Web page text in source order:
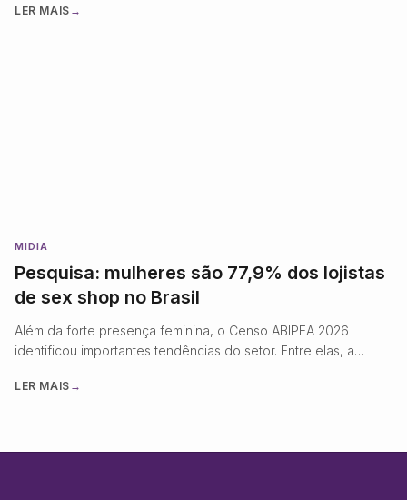
madura, altamente profissionalizada e orientada por inovação,
LER MAIS →
MIDIA
Pesquisa: mulheres são 77,9% dos lojistas
de sex shop no Brasil
Além da forte presença feminina, o Censo ABIPEA 2026
identificou importantes tendências do setor. Entre elas, a
LER MAIS →